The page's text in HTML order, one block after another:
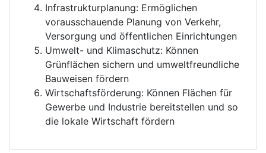
Infrastrukturplanung: Ermöglichen
vorausschauende Planung von Verkehr,
Versorgung und öffentlichen Einrichtungen
Umwelt- und Klimaschutz: Können
Grünflächen sichern und umweltfreundliche
Bauweisen fördern
Wirtschaftsförderung: Können Flächen für
Gewerbe und Industrie bereitstellen und so
die lokale Wirtschaft fördern